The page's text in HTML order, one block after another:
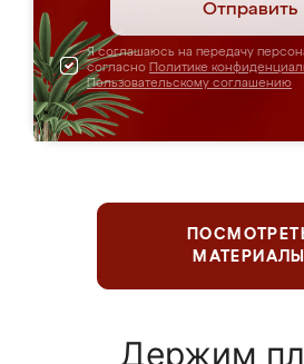
Отправить
Я соглашаюсь на передачу
согласно Политике
Пользовательскому соглашению
МАТЕРИАЛЫ
Держим